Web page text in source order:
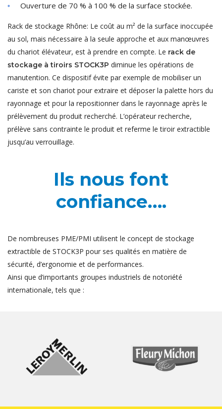
Ouverture de 70 % à 100 % de la surface stockée.
Rack de stockage Rhône: Le coût au m² de la surface inoccupée
au sol, mais nécessaire à la seule approche et aux manœuvres
du chariot élévateur, est à prendre en compte. Le rack de
stockage à tiroirs STOCK3P diminue les opérations de
manutention. Ce dispositif évite par exemple de mobiliser un
cariste et son chariot pour extraire et déposer la palette hors du
rayonnage et pour la repositionner dans le rayonnage après le
prélèvement du produit recherché. L’opérateur recherche,
prélève sans contrainte le produit et referme le tiroir extractible
jusqu’au verrouillage.
Ils nous font
confiance….
De nombreuses PME/PMI utilisent le concept de stockage
extractible de STOCK3P pour ses qualités en matière de
sécurité, d’ergonomie et de performances.
Ainsi que d’importants groupes industriels de notoriété
internationale, tels que :